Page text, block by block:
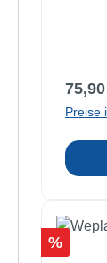
Preise
Rabatt
%